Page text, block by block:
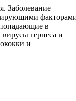
Заболевание
в
герпеса и
и